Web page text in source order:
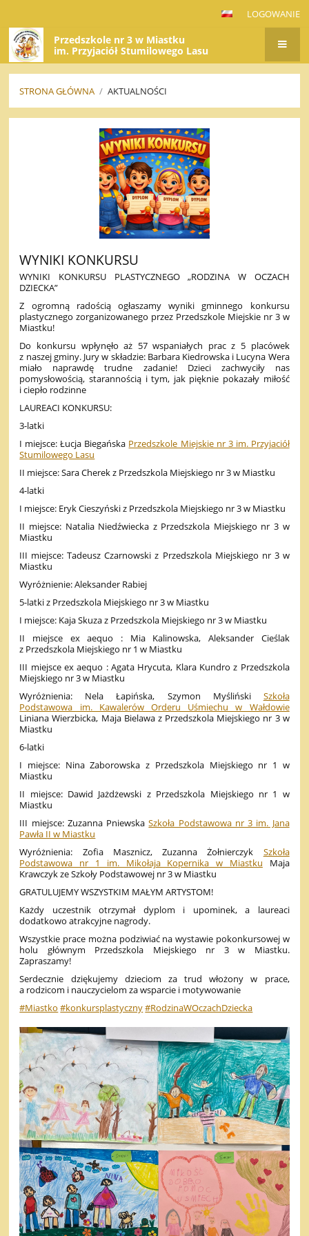
LOGOWANIE
Przedszkole nr 3 w Miastku
im. Przyjaciół Stumilowego Lasu
STRONA GŁÓWNA / AKTUALNOŚCI
AKTUALNOŚCI
WYNIKI KONKURSU
WYNIKI KONKURSU PLASTYCZNEGO „RODZINA W OCZACH
DZIECKA”
Z ogromną radością ogłaszamy wyniki gminnego konkursu
plastycznego zorganizowanego przez Przedszkole Miejskie nr 3 w
Miastku!
Do konkursu wpłynęło aż 57 wspaniałych prac z 5 placówek
z naszej gminy. Jury w składzie: Barbara Kiedrowska i Lucyna Wera
miało naprawdę trudne zadanie! Dzieci zachwyciły nas
pomysłowością, starannością i tym, jak pięknie pokazały miłość
i ciepło rodzinne
LAUREACI KONKURSU:
3-latki
I miejsce: Łucja Biegańska Przedszkole Miejskie nr 3 im. Przyjaciół
Stumilowego Lasu
II miejsce: Sara Cherek z Przedszkola Miejskiego nr 3 w Miastku
4-latki
I miejsce: Eryk Cieszyński z Przedszkola Miejskiego nr 3 w Miastku
II miejsce: Natalia Niedźwiecka z Przedszkola Miejskiego nr 3 w
Miastku
III miejsce: Tadeusz Czarnowski z Przedszkola Miejskiego nr 3 w
Miastku
Wyróżnienie: Aleksander Rabiej
5-latki z Przedszkola Miejskiego nr 3 w Miastku
I miejsce: Kaja Skuza z Przedszkola Miejskiego nr 3 w Miastku
II miejsce ex aequo : Mia Kalinowska, Aleksander Cieślak
z Przedszkola Miejskiego nr 1 w Miastku
III miejsce ex aequo : Agata Hrycuta, Klara Kundro z Przedszkola
Miejskiego nr 3 w Miastku
Wyróżnienia: Nela Łapińska, Szymon Myśliński Szkoła
Podstawowa im. Kawalerów Orderu Uśmiechu w Wałdowie
Liniana Wierzbicka, Maja Bielawa z Przedszkola Miejskiego nr 3 w
Miastku
6-latki
I miejsce: Nina Zaborowska z Przedszkola Miejskiego nr 1 w
Miastku
II miejsce: Dawid Jażdżewski z Przedszkola Miejskiego nr 1 w
Miastku
III miejsce: Zuzanna PniewskaSzkoła Podstawowa nr 3 im. Jana
Pawła II w Miastku
Wyróżnienia: Zofia Masznicz, Zuzanna Żołnierczyk Szkoła
Podstawowa nr 1 im. Mikołaja Kopernika w Miastku Maja
Krawczyk ze Szkoły Podstawowej nr 3 w Miastku
GRATULUJEMY WSZYSTKIM MAŁYM ARTYSTOM!
Każdy uczestnik otrzymał dyplom i upominek, a laureaci
dodatkowo atrakcyjne nagrody.
Wszystkie prace można podziwiać na wystawie pokonkursowej w
holu głównym Przedszkola Miejskiego nr 3 w Miastku.
Zapraszamy!
Serdecznie dziękujemy dzieciom za trud włożony w prace,
a rodzicom i nauczycielom za wsparcie i motywowanie
#Miastko #konkursplastyczny#RodzinaWOczachDziecka